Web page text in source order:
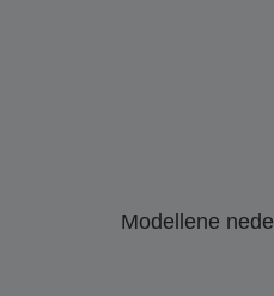
Modellene